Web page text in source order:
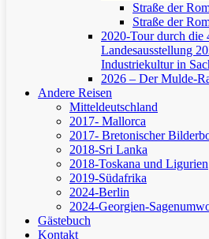
Straße der
Straße der
2020-Tour durch die
Landesausstellung
Industriekultur in
2026 – Der Mulde-
Andere Reisen
Mitteldeutschland
2017- Mallorca
2017- Bretonischer
2018-Sri Lanka
2018-Toskana und Ligurien
2019-Südafrika
2024-Berlin
2024-Georgien-
Gästebuch
Kontakt